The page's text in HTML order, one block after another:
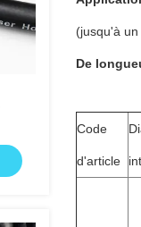
(jusqu'à
De
Code
d'article